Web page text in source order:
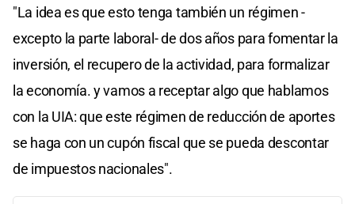
"La idea es que esto tenga también un régimen -
excepto la parte laboral- de dos años para fomentar la
inversión, el recupero de la actividad, para formalizar
la economía. y vamos a receptar algo que hablamos
con la UIA: que este régimen de reducción de aportes
se haga con un cupón fiscal que se pueda descontar
de impuestos nacionales".